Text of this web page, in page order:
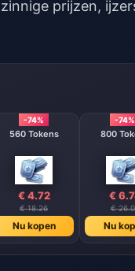
prijzen,
-74%
560 Tokens
€ 4.72
€ 18.26
Nu kopen
-74%
800
€
€
Nu